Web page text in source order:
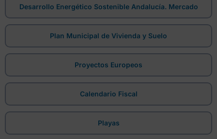
Desarrollo Energético Sostenible Andalucía. Mercado
Plan Municipal de Vivienda y Suelo
Proyectos Europeos
Calendario Fiscal
Playas